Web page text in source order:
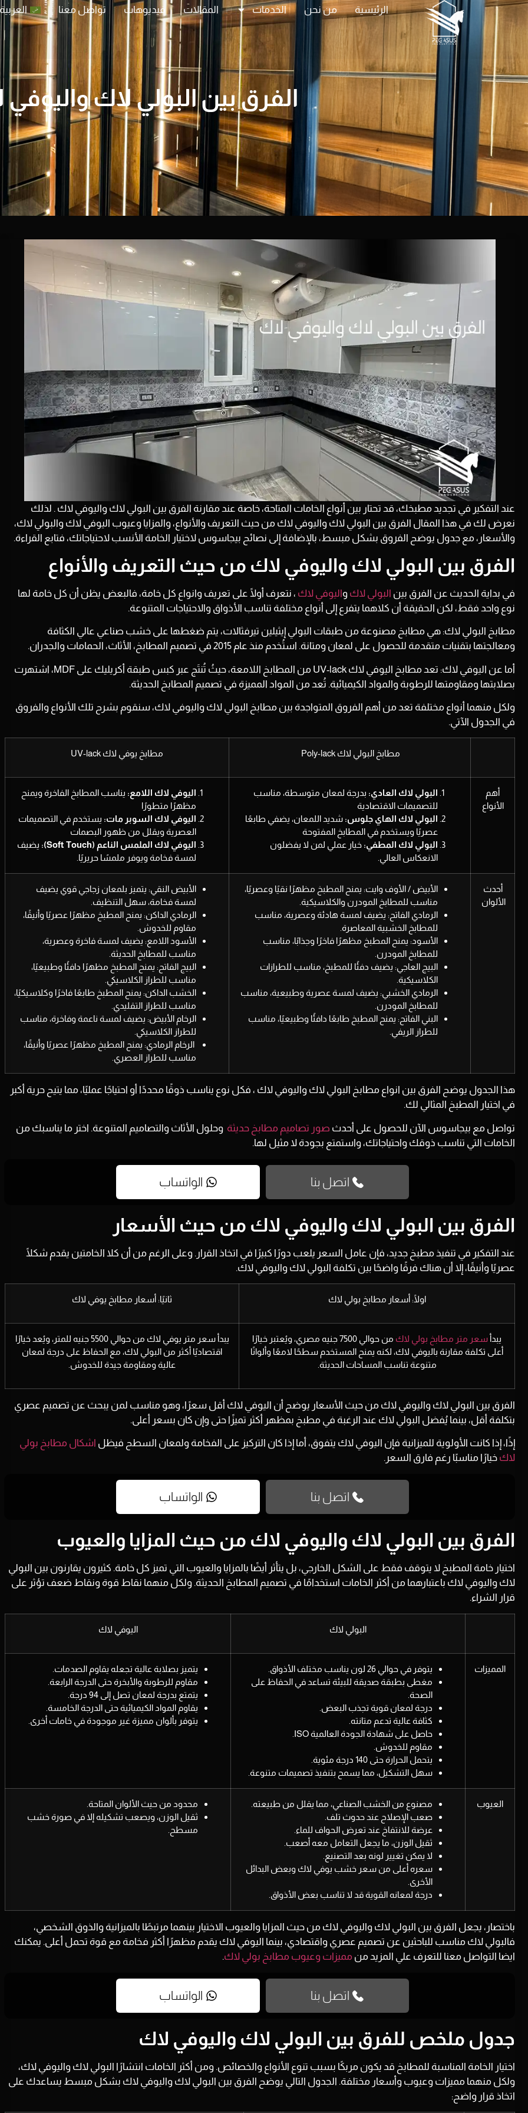
الرئيسية من نحن الخدمات المقالات فيديوهات تواصل معنا
الفرق بين البولي لاك
عند التفكير في تجديد مطبخك، قد تحتار بين أنواع الخامات المتاحة، خاصة عند مقارنة الفرق بين البولي لاك واليوفي لاك . لذلك
نعرض لك في هذا المقال الفرق بين البولي لاك واليوفي لاك من حيث التعريف والأنواع، والمزايا وعيوب اليوفي لاك والبولي لاك،
والأسعار، مع جدول يوضح الفروق بشكل مبسط، بالإضافة إلى نصائح بيجاسوس لاختيار الخامة الأنسب لاحتياجاتك، فتابع القراءة.
الفرق بين البولي لاك واليوفي لاك من حيث التعريف والأنواع
في بداية الحديث عن الفرق بين البولي لاك واليوفي لاك ، نتعرف أولًا على تعريف وانواع كل خامة، فالبعض يظن أن كل خامة لها
نوع واحد فقط، لكن الحقيقة أن كلاهما يتفرع إلى أنواع مختلفة تناسب الأذواق والاحتياجات المتنوعة.
مطابخ البولي لاك: هي مطابخ مصنوعة من طبقات البولي إيثيلين تيرفثالات، يتم ضغطها على خشب صناعي عالي الكثافة
ومعالجتها بتقنيات متقدمة للحصول على لمعان ومتانة. استُخدم منذ عام 2015 في تصميم المطابخ، الأثاث، الحمامات والجدران.
أما عن اليوفي لاك:
تعد مطابخ اليوفي لاك UV-lack من المطابخ اللامعة، حيثُ تُنتَج عبر كبس طبقة أكريليك على MDF، اشتهرت
بصلابتها ومقاومتها للرطوبة والمواد الكيميائية. تُعد من المواد المميزة في تصميم المطابخ الحديثة.
ولكل منهما أنواع مختلفة تعد من أهم الفروق المتواجدة بين مطابخ البولي لاك واليوفي لاك، سنقوم بشرح تلك الأنواع والفروق
في الجدول الآتي.
مطابخ البولي لاك Poly-lack مطابخ يوفي لاك UV-lack
أهم
الأنواع
البولي لاك العادي: بدرجة لمعان متوسطة، مناسب
للتصميمات الاقتصادية
البولي لاك الهاي جلوس: شديد اللمعان، يضفي طابعًا
عصريًا ويستخدم في المطابخ المفتوحة
البولي لاك المطفي: خيار عملي لمن لا يفضلون
الانعكاس العالي.
اليوفي لاك اللامع: يناسب المطابخ الفاخرة ويمنح
مظهرًا متطورًا
اليوفي لاك السوبر مات: يستخدم في التصميمات
العصرية ويقلل من ظهور البصمات
اليوفي لاك الملمس الناعم (Soft Touch):
يضيف
لمسة فخامة ويوفر ملمسًا حريريًا.
أحدث
الألوان
الأبيض / الأوف وايت: يمنح المطبخ مظهرًا نقيًا وعصريًا،
مناسب للمطابخ المودرن والكلاسيكية.
الرمادي الفاتح: يضيف لمسة هادئة وعصرية، مناسب
للمطابخ الخشبية المعاصرة.
الأسود: يمنح المطبخ مظهرًا فاخرًا وجذابًا، مناسب
للمطابخ المودرن.
البيج العاجي: يضيف دفئًا للمطبخ، مناسب للطرازات
الكلاسيكية.
الرمادي الخشبي: يضيف لمسة عصرية وطبيعية، مناسب
للمطابخ المودرن.
البني الفاتح: يمنح المطبخ طابعًا دافئًا وطبيعيًا، مناسب
للطراز الريفي.
الأبيض النقي: يتميز بلمعان زجاجي قوي يضيف
لمسة فخامة، سهل التنظيف.
الرمادي الداكن: يمنح المطبخ مظهرًا عصريًا وأنيقًا،
مقاوم للخدوش.
الأسود اللامع: يضيف لمسة فاخرة وعصرية،
مناسب للمطابخ الحديثة.
البيج الفاتح: يمنح المطبخ مظهرًا دافئًا وطبيعيًا،
مناسب للطراز الكلاسيكي.
الخشب الداكن: يمنح المطبخ طابعًا فاخرًا وكلاسيكيًا،
مناسب للطراز التقليدي.
الرخام الأبيض: يضيف لمسة ناعمة وفاخرة، مناسب
للطراز الكلاسيكي.
الرخام الرمادي: يمنح المطبخ مظهرًا عصريًا وأنيقًا،
مناسب للطراز العصري.
هذا الجدول يوضح الفرق بين انواع مطابخ البولي لاك واليوفي لاك ، فكل نوع يناسب ذوقًا محددًا أو احتياجًا عمليًا، مما يتيح حرية أكبر
في اختيار المطبخ المثالي لك.
تواصل مع بيجاسوس الآن للحصول على أحدث صور تصاميم مطابخ حديثة وحلول الأثاث والتصاميم المتنوعة. اختر ما يناسبك من
الخامات التي تناسب ذوقك واحتياجاتك، واستمتع بجودة لا مثيل لها.
اتصل بنا الواتساب
الفرق بين البولي لاك واليوفي لاك من حيث الأسعار
عند التفكير في تنفيذ مطبخ جديد، فإن عامل السعر يلعب دورًا كبيرًا في اتخاذ القرار. وعلى الرغم من أن كلا الخامتين يقدم شكلًا
عصريًا وأنيقًا، إلا أن هناك فرقًا واضحًا بين تكلفة البولي لاك واليوفي لاك.
اولًا: أسعار مطابخ بولي لاك ثانيًا: أسعار مطابخ يوفي لاك
يبدأسعر متر مطابخ بولي لاك من حوالي 7500 جنيه مصري
، ويُعتبر خيارًا
أعلى تكلفة مقارنة باليوفي لاك، لكنه يمنح المستخدم سطحًا لامعًا وألوانًا
متنوعة تناسب المساحات الحديثة.
يبدأ سعر متر يوفي لاك من حوالي 5500 جنيه للمتر
، ويُعد خيارًا
اقتصاديًا أكثر من البولي لاك، مع الحفاظ على درجة لمعان
عالية ومقاومة جيدة للخدوش.
الفرق بين البولي لاك واليوفي لاك من حيث الأسعار يوضح أن اليوفي لاك أقل سعرًا، وهو مناسب لمن يبحث عن تصميم عصري
بتكلفة أقل، بينما يُفضل البولي لاك عند الرغبة في مطبخ بمظهر أكثر تميزًا حتى وإن كان بسعر أعلى.
إذًا، إذا كانت الأولوية للميزانية فإن اليوفي لاك يتفوق، أما إذا كان التركيز على الفخامة ولمعان السطح فيظل اشكال مطابخ بولي
لاك خيارًا مناسبًا رغم فارق السعر.
اتصل بنا الواتساب
الفرق بين البولي لاك واليوفي لاك من حيث المزايا والعيوب
اختيار خامة المطبخ لا يتوقف فقط على الشكل الخارجي، بل يتأثر أيضًا بالمزايا والعيوب التي تميز كل خامة. كثيرون يقارنون بين البولي
لاك واليوفي لاك باعتبارهما من أكثر الخامات استخدامًا في تصميم المطابخ الحديثة. ولكل منهما نقاط قوة ونقاط ضعف تؤثر على
قرار الشراء.
البولي لاك اليوفي لاك
المميزات
يتوفر في حوالي 26 لون يناسب مختلف الأذواق.
مغطى بطبقة صديقة للبيئة تساعد في الحفاظ على
الصحة.
درجة لمعان قوية تجذب البعض.
كثافة عالية تدعم متانته.
حاصل على شهادة الجودة العالمية ISO.
مقاوم للخدوش.
يتحمل الحرارة حتى 140 درجة مئوية.
سهل التشكيل، مما يسمح بتنفيذ تصميمات متنوعة.
يتميز بصلابة عالية تجعله يقاوم الصدمات.
مقاوم للرطوبة والأبخرة حتى الدرجة الرابعة.
يتمتع بدرجة لمعان تصل إلى 94 درجة.
يقاوم المواد الكيميائية حتى الدرجة الخامسة.
يتوفر بألوان مميزة غير موجودة في خامات أخرى.
العيوب
مصنوع من الخشب الصناعي، مما يقلل من طبيعته.
صعب الإصلاح عند حدوث تلف.
عرضة للانتفاخ عند تعرض الحواف للماء.
ثقيل الوزن، ما يجعل التعامل معه أصعب.
لا يمكن تغيير لونه بعد التصنيع.
سعره أعلى من سعر خشب يوفي لاك وبعض البدائل
الأخرى.
درجة لمعانه القوية قد لا تناسب بعض الأذواق.
محدود من حيث الألوان المتاحة.
ثقيل الوزن، ويصعب تشكيله إلا في صورة خشب
مسطح.
باختصار، يجعل الفرق بين البولي لاك واليوفي لاك من حيث المزايا والعيوب الاختيار بينهما مرتبطًا بالميزانية والذوق الشخصي،
فالبولي لاك مناسب للباحثين عن تصميم عصري واقتصادي، بينما اليوفي لاك يقدم مظهرًا أكثر فخامة مع قوة تحمل أعلى. يمكنك
ايضا التواصل معنا للتعرف علي المزيد من مميزات وعيوب مطابخ بولي لاك.
اتصل بنا الواتساب
جدول ملخص للفرق بين البولي لاك واليوفي لاك
اختيار الخامة المناسبة للمطابخ قد يكون مربكًا بسبب تنوع الأنواع والخصائص. ومن أكثر الخامات انتشارًا البولي لاك واليوفي لاك،
ولكل منهما مميزات وعيوب وأسعار مختلفة. الجدول التالي يوضح الفرق بين البولي لاك واليوفي لاك بشكل مبسط يساعدك على
اتخاذ قرار واضح: